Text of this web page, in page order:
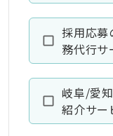
採用応募
務代行サ
岐阜/愛
紹介サー